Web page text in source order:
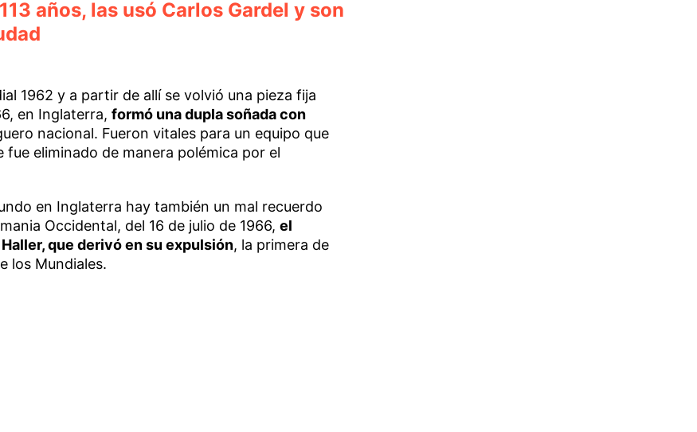
años, las usó Carlos Gardel y son
1962 y a partir de allí se volvió una pieza fija
en Inglaterra, formó una dupla soñada con
nacional. Fueron vitales para un equipo que
eliminado de manera polémica por el
en Inglaterra hay también un mal recuerdo
Occidental, del 16 de julio de 1966, el
que derivó en su expulsión, la primera de
los Mundiales.